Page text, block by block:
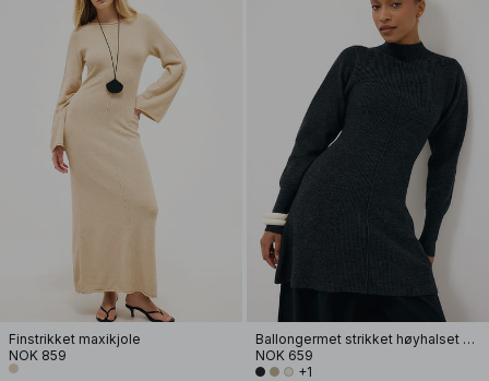
Finstrikket maxikjole
NOK 859
Ballongermet strikket høyhalset kjole
NOK 659
+1